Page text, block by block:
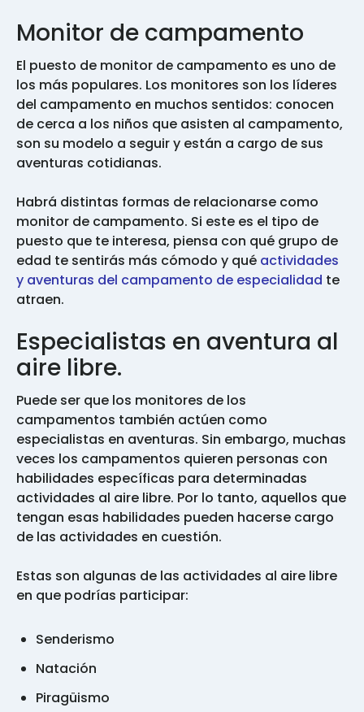
Monitor de campamento
El puesto de monitor de campamento es uno de
los más populares. Los monitores son los líderes
del campamento en muchos sentidos: conocen
de cerca a los niños que asisten al campamento,
son su modelo a seguir y están a cargo de sus
aventuras cotidianas.
Habrá distintas formas de relacionarse como
monitor de campamento. Si este es el tipo de
puesto que te interesa, piensa con qué grupo de
edad te sentirás más cómodo y qué actividades
y aventuras del campamento de especialidad te
atraen.
Especialistas en aventura al
aire libre.
Puede ser que los monitores de los
campamentos también actúen como
especialistas en aventuras. Sin embargo, muchas
veces los campamentos quieren personas con
habilidades específicas para determinadas
actividades al aire libre. Por lo tanto, aquellos que
tengan esas habilidades pueden hacerse cargo
de las actividades en cuestión.
Estas son algunas de las actividades al aire libre
en que podrías participar:
Senderismo
Natación
Piragüismo